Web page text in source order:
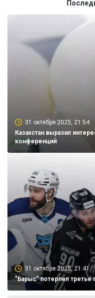
31 октября 2025, 21:54
Казахстан выразил
конференций
31 октября 2025, 21:41
"Барыс" потерпел